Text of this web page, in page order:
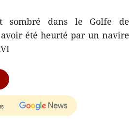
sombré dans le Golfe de
été heurté par un navire